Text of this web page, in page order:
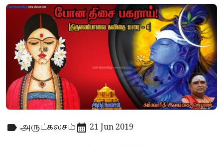
அருட்கலசம் 21 Jun 2019